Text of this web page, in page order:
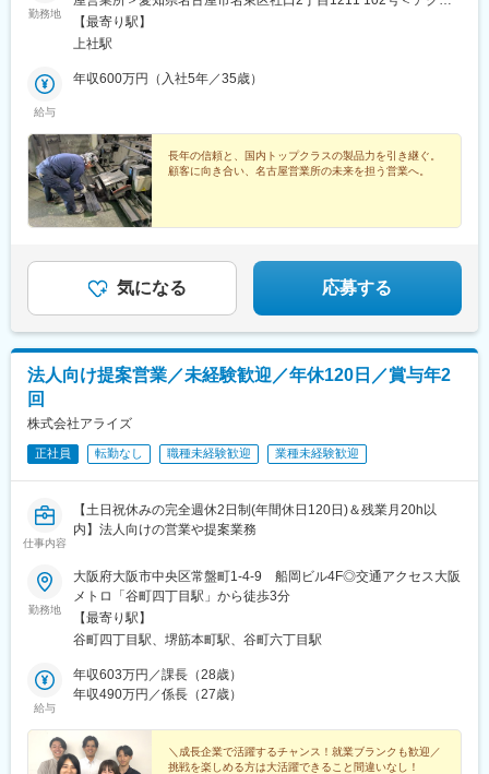
勤務地
ス＞名古屋市営地下鉄東山線「上社駅」1番出口より徒歩約8分受
動喫煙対策：社内禁煙
【最寄り駅】
上社駅
給与
年収600万円（入社5年／35歳）
長年の信頼と、国内トップクラスの製品力を引き継ぐ。
顧客に向き合い、名古屋営業所の未来を担う営業へ。
気になる 応募する
法人向け提案営業／未経験歓迎／年休120日／賞与年2
回
株式会社アライズ
正社員 転勤なし 職種未経験歓迎 業種未経験歓迎
仕事内容
【土日祝休みの完全週休2日制(年間休日120日)＆残業月20h以
内】法人向けの営業や提案業務
勤務地
大阪府大阪市中央区常盤町1-4-9 船岡ビル4F◎交通アクセス大阪
メトロ「谷町四丁目駅」から徒歩3分
【最寄り駅】
谷町四丁目駅、堺筋本町駅、谷町六丁目駅
給与
年収603万円／課長（28歳）
年収490万円／係長（27歳）
＼成長企業で活躍するチャンス！就業ブランクも歓迎／
挑戦を楽しめる方は大活躍できること間違いなし！